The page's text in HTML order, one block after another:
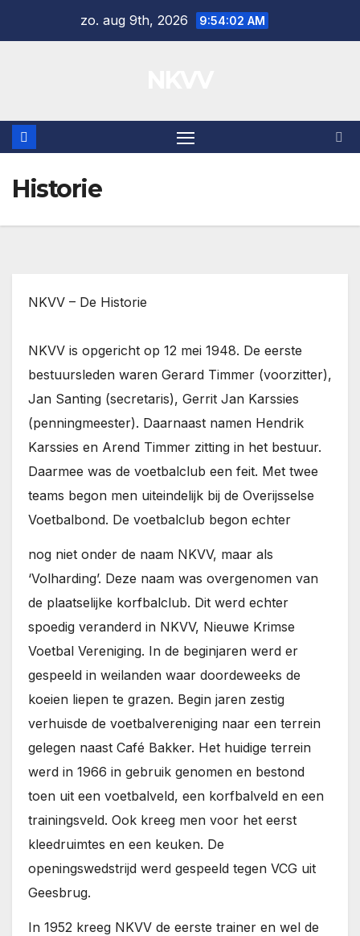
zo. aug 9th, 2026 9:54:02 AM
Historie
NKVV – De Historie
NKVV is opgericht op 12 mei 1948. De eerste
bestuursleden waren Gerard Timmer (voorzitter),
Jan Santing (secretaris), Gerrit Jan Karssies
(penningmeester). Daarnaast namen Hendrik
Karssies en Arend Timmer zitting in het bestuur.
Daarmee was de voetbalclub een feit. Met twee
teams begon men uiteindelijk bij de Overijsselse
Voetbalbond. De voetbalclub begon echter
nog niet onder de naam NKVV, maar als
‘Volharding’. Deze naam was overgenomen van
de plaatselijke korfbalclub. Dit werd echter
spoedig veranderd in NKVV, Nieuwe Krimse
Voetbal Vereniging. In de beginjaren werd er
gespeeld in weilanden waar doordeweeks de
koeien liepen te grazen. Begin jaren zestig
verhuisde de voetbalvereniging naar een terrein
gelegen naast Café Bakker. Het huidige terrein
werd in 1966 in gebruik genomen en bestond
toen uit een voetbalveld, een korfbalveld en een
trainingsveld. Ook kreeg men voor het eerst
kleedruimtes en een keuken. De
openingswedstrijd werd gespeeld tegen VCG uit
Geesbrug.
In 1952 kreeg NKVV de eerste trainer en wel de